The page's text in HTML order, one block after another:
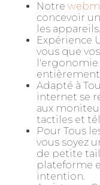
Notre
concevoir
les appareils.
Expérience
vous que
l'ergonomie
Adapté à
internet se
aux
tactiles et
Pour Tous
vous soyez
de petite
plateforme
intention.